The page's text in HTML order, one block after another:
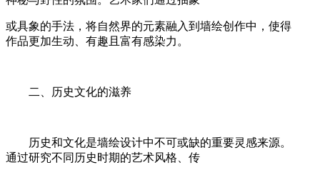
或具象的手法，将自然界的元素融入到墙绘创作中，使得
作品更加生动、有趣且富有感染力。
二、历史文化的滋养
历史和文化是墙绘设计中不可或缺的重要灵感来源。
通过研究不同历史时期的艺术风格、传